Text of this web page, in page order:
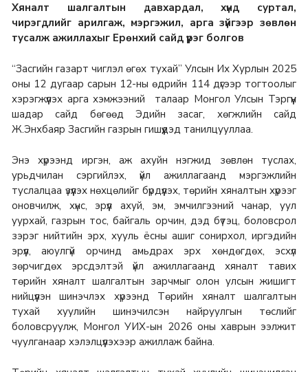
Хяналт шалгалтын давхардал, хүнд суртал,
чирэгдлийг арилгаж, мэргэжил, арга зүйгээр зөвлөн
тусалж ажиллахыг Ерөнхий сайд үүрэг болгов
“Засгийн газарт чиглэл өгөх тухай” Улсын Их Хурлын 2025
оны 12 дугаар сарын 12-ны өдрийн 114 дүгээр тогтоолыг
хэрэгжүүлэх арга хэмжээний талаар Монгол Улсын Тэргүүн
шадар сайд бөгөөд Эдийн засаг, хөгжлийн сайд
Ж.Энхбаяр Засгийн газрын гишүүдэд танилцууллаа.
Энэ хүрээнд иргэн, аж ахуйн нэгжид зөвлөн туслах,
урьдчилан сэргийлэх, үйл ажиллагаанд мэргэжлийн
туслалцаа үзүүлэх нөхцөлийг бүрдүүлэх, төрийн хяналтын хүрээг
оновчилж, хүнс, эрүүл ахуй, эм, эмчилгээний чанар, уул
уурхай, газрын тос, байгаль орчин, дэд бүтэц, боловсрол
зэрэг нийтийн эрх, хууль ёсны ашиг сонирхол, иргэдийн
эрүүл, аюулгүй орчинд амьдрах эрх хөндөгдөх, эсхүл
зөрчигдөх эрсдэлтэй үйл ажиллагаанд хяналт тавих
төрийн хяналт шалгалтын зарчмыг олон улсын жишигт
нийцүүлэн шинэчлэх хүрээнд Төрийн хяналт шалгалтын
тухай хуулийн шинэчилсэн найруулгын төслийг
боловсруулж, Монгол УИХ-ын 2026 оны хаврын ээлжит
чуулганаар хэлэлцүүлэхээр ажиллаж байна.